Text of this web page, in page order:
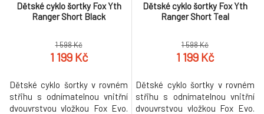
Dětské cyklo šortky Fox Yth
Ranger Short Black
1 598 Kč
1 199 Kč
Dětské cyklo šortky v rovném
střihu s odnímatelnou vnitřní
dvouvrstvou vložkou Fox Evo.
Dětské cyklo šortky Fox Yth
Ranger Short Teal
1 598 Kč
1 199 Kč
Dětské cyklo šortky v rovném
střihu s odnímatelnou vnitřní
dvouvrstvou vložkou Fox Evo.